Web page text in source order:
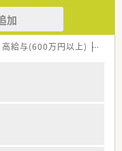
う理念を掲げ、全国で
ています。
な事業拡大を控えてお
けています。
います。
を最大限に評価し、年収
す。
フトは2ヶ月前から提出
きます。
加
高給与(600万円以上) 認定